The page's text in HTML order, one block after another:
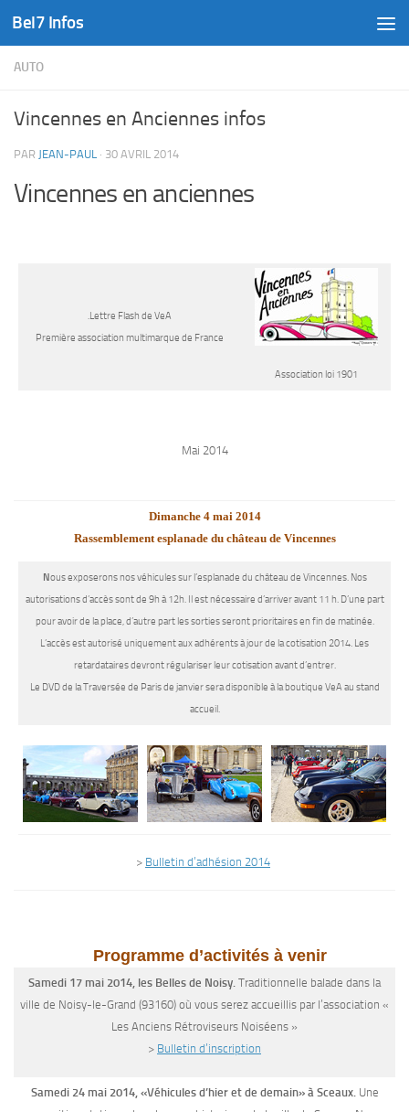
Skip to content
Bel7 Infos
AUTO
Vincennes en Anciennes infos
PAR JEAN-PAUL · 30 AVRIL 2014
Vincennes en anciennes
.Lettre Flash de VeA
Première association multimarque de France
Association loi 1901
Mai 2014
Dimanche 4 mai 2014
Rassemblement esplanade du château de Vincennes
Nous exposerons nos véhicules sur l’esplanade du château de Vincennes. Nos
autorisations d’accès sont de 9h à 12h. Il est nécessaire d’arriver avant 11 h. D’une part
pour avoir de la place, d’autre part les sorties seront prioritaires en fin de matinée.
L’accès est autorisé uniquement aux adhérents à jour de la cotisation 2014. Les
retardataires devront régulariser leur cotisation avant d’entrer.
Le DVD de la Traversée de Paris de janvier sera disponible à la boutique VeA au stand
accueil.
> Bulletin d’adhésion 2014
Programme d’activités à venir
Samedi 17 mai 2014, les Belles de Noisy. Traditionnelle balade dans la
ville de Noisy-le-Grand (93160) où vous serez accueillis par l’association «
Les Anciens Rétroviseurs Noiséens »
> Bulletin d’inscription
Samedi 24 mai 2014, «Véhicules d’hier et de demain» à Sceaux. Une